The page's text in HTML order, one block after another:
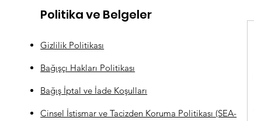
Politika ve Belgeler
Gizlilik Politikası
Bağışçı Hakları Politikası
Bağış İptal ve İade Koşulları
Cinsel İstismar ve Tacizden Koruma Politikası (SEA-